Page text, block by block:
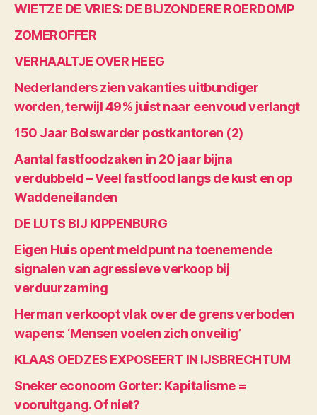
WIETZE DE VRIES: DE BIJZONDERE ROERDOMP
ZOMEROFFER
VERHAALTJE OVER HEEG
Nederlanders zien vakanties uitbundiger
worden, terwijl 49% juist naar eenvoud verlangt
150 Jaar Bolswarder postkantoren (2)
Aantal fastfoodzaken in 20 jaar bijna
verdubbeld – Veel fastfood langs de kust en op
Waddeneilanden
DE LUTS BIJ KIPPENBURG
Eigen Huis opent meldpunt na toenemende
signalen van agressieve verkoop bij
verduurzaming
Herman verkoopt vlak over de grens verboden
wapens: ‘Mensen voelen zich onveilig’
KLAAS OEDZES EXPOSEERT IN IJSBRECHTUM
Sneker econoom Gorter: Kapitalisme =
vooruitgang. Of niet?